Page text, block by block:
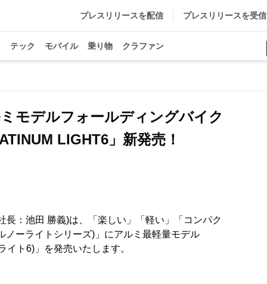
プレスリリースを配信 プレスリリースを受信
テック モバイル 乗り物 クラファン
モデルフォールディングバイク
LIGHT6」新発売！
：池田 勝義)は、「楽しい」「軽い」「コンパク
ノーライトシリーズ)」にアルミ最軽量モデル
イト6)」を発売いたします。